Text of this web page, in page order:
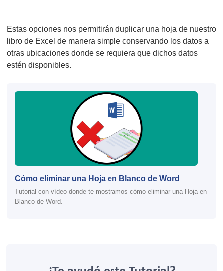
Estas opciones nos permitirán duplicar una hoja de nuestro
libro de Excel de manera simple conservando los datos a
otras ubicaciones donde se requiera que dichos datos
estén disponibles.
Cómo eliminar una Hoja en Blanco de Word
Tutorial con vídeo donde te mostramos cómo eliminar una Hoja en
Blanco de Word.